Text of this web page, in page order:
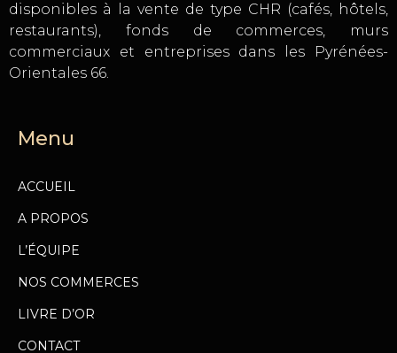
disponibles à la vente de type CHR (cafés, hôtels,
restaurants), fonds de commerces, murs
commerciaux et entreprises dans les Pyrénées-
Orientales 66.
Menu
ACCUEIL
A PROPOS
L’ÉQUIPE
NOS COMMERCES
LIVRE D’OR
CONTACT